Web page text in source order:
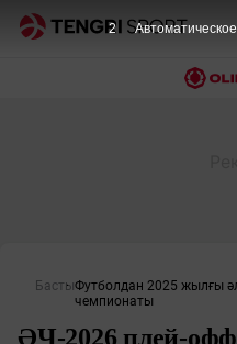
БастыФутболдан 2025 жылғы
чемпионаты
ӘЧ-2026 плей-офф
1